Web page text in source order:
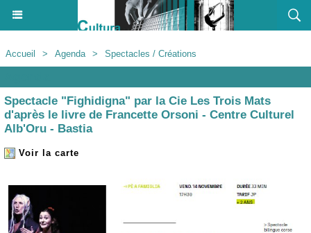
Accueil > Agenda > Spectacles / Créations
Spectacle "Fighidigna" par la Cie Les Trois Mats
d'après le livre de Francette Orsoni - Centre Culturel
Alb'Oru - Bastia
Voir la carte